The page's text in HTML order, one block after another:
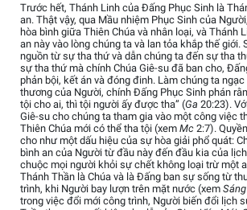
Trước hết, Thánh Linh của Đấng Phục Sinh là
an. Thật vậy, qua Mầu nhiệm Phục Sinh của
hòa bình giữa Thiên Chúa và nhân loại, và Thánh
an này vào lòng chúng ta và lan tỏa khắp thế giới.
nguồn từ sự tha thứ và dẫn chúng ta đến sự tha
sự tha thứ mà chính Chúa Giê-su đã ban cho,
phản bội, kết án và đóng đinh. Làm chúng ta
thương của Người, chính Đấng Phục Sinh phán
tội cho ai, thì tội người ấy được tha” (Ga 20:23).
Giê-su cho chúng ta tham gia vào một công việc
Thiên Chúa mới có thể tha tội (xem Mc 2:7).
cho như một dấu hiệu của sự hòa giải phổ quát:
bình an của Người từ đầu này đến đầu kia của
chuộc mọi người khỏi sự chết không loại trừ một
Thánh Thần là Chúa và là Đấng ban sự sống từ
trình, khi Người bay lượn trên mặt nước (xem
trong việc đổi mới công trình, Người biến đổi lịch